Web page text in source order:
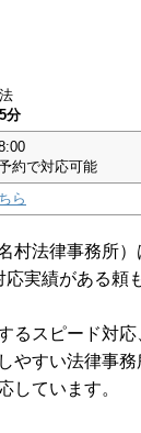
分
約で対応可能
ら
村法律事務所）
応実績がある頼
るスピード対
やすい法律事務
しています。